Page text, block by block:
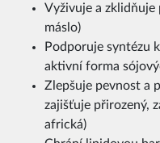
Vyživuje a zklidňuje
máslo)
Podporuje syntézu
aktivní forma
Zlepšuje pevnost a
zajišťuje přirozený,
africká)